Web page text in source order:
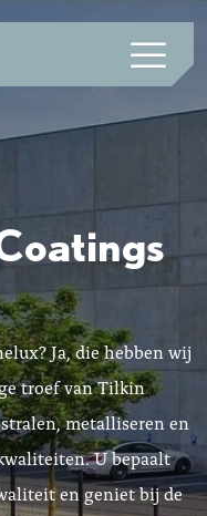
Ja, die hebben wij
troef van Tilkin
metalliseren en
U bepaalt
en geniet bij de